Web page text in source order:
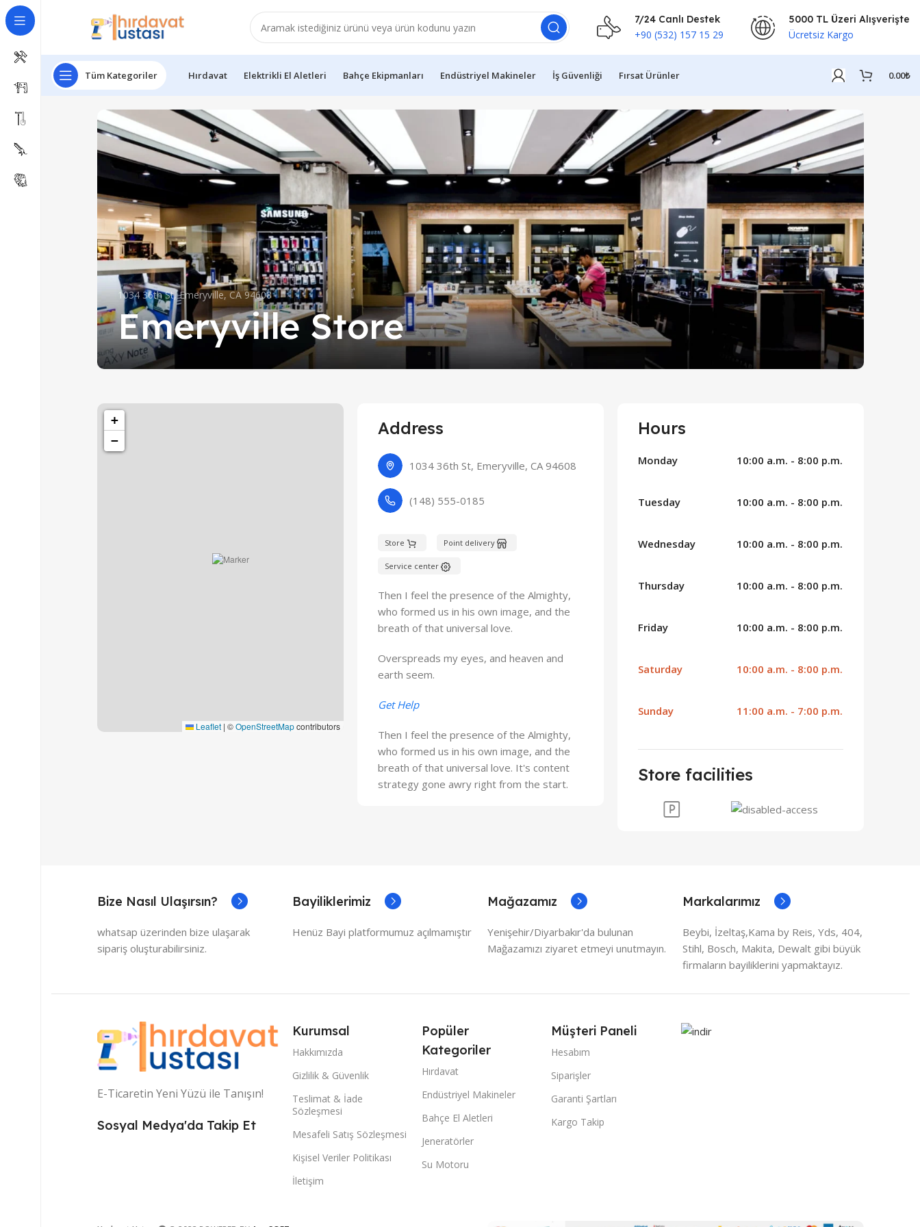
7/24 Canlı Destek
+90 (532) 157 15 29
5000 TL Üzeri Alışverişte
Ücretsiz Kargo
Tüm Kategoriler Hırdavat Elektrikli El Aletleri Bahçe Ekipmanları Endüstriyel Makineler İş Güvenliği Fırsat Ürünler 0.00₺
1034 36th St, Emeryville, CA 94608
Emeryville Store
+
−
Leaflet | ©OpenStreetMapcontributors
Address
1034 36th St, Emeryville, CA 94608
(148) 555-0185
Store Point delivery
Service center
Then I feel the presence of the Almighty,
who formed us in his own image, and the
breath of that universal love.
Overspreads my eyes, and heaven and
earth seem.
Get Help
Then I feel the presence of the Almighty,
who formed us in his own image, and the
breath of that universal love. It's content
strategy gone awry right from the start.
Hours
Monday 10:00 a.m. - 8:00 p.m.
Tuesday 10:00 a.m. - 8:00 p.m.
Wednesday 10:00 a.m. - 8:00 p.m.
Thursday 10:00 a.m. - 8:00 p.m.
Friday 10:00 a.m. - 8:00 p.m.
Saturday 10:00 a.m. - 8:00 p.m.
Sunday 11:00 a.m. - 7:00 p.m.
Store facilities
Bize Nasıl Ulaşırsın?
whatsap üzerinden bize ulaşarak
sipariş oluşturabilirsiniz.
Bayiliklerimiz
Henüz Bayi platformumuz açılmamıştır
Mağazamız
Yenişehir/Diyarbakır'da bulunan
Mağazamızı ziyaret etmeyi unutmayın.
Markalarımız
Beybi, İzeltaş,Kama by Reis, Yds, 404,
Stihl, Bosch, Makita, Dewalt gibi büyük
firmaların bayiliklerini yapmaktayız.
E-Ticaretin Yeni Yüzü ile Tanışın!
Sosyal Medya'da Takip Et
Kurumsal
Hakkımızda
Gizlilik & Güvenlik
Teslimat & İade
Sözleşmesi
Mesafeli Satış Sözleşmesi
Kişisel Veriler Politikası
İletişim
Popüler
Kategoriler
Hırdavat
Endüstriyel Makineler
Bahçe El Aletleri
Jeneratörler
Su Motoru
Müşteri Paneli
Hesabım
Siparişler
Garanti Şartları
Kargo Takip